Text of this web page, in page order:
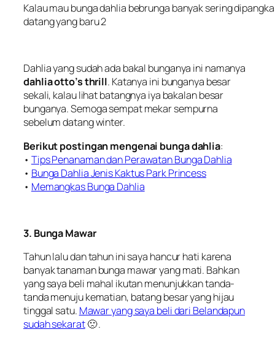
Kalau mau bunga dahlia bebrunga banyak sering
datang yang baru 2
Dahlia yang sudah ada bakal bunganya ini namanya
dahlia otto’s thrill. Katanya ini bunganya besar
sekali, kalau lihat batangnya iya bakalan besar
bunganya. Semoga sempat mekar sempurna
sebelum datang winter.
Berikut postingan mengenai bunga dahlia:
• Tips Penanaman dan Perawatan Bunga Dahlia
• Bunga Dahlia Jenis Kaktus Park Princess
• Memangkas Bunga Dahlia
3. Bunga Mawar
Tahun lalu dan tahun ini saya hancur hati karena
banyak tanaman bunga mawar yang mati. Bahkan
yang saya beli mahal ikutan menunjukkan tanda-
tanda menuju kematian, batang besar yang hijau
tinggal satu. Mawar yang saya beli dari Belandapun
sudah sekarat🙁 .